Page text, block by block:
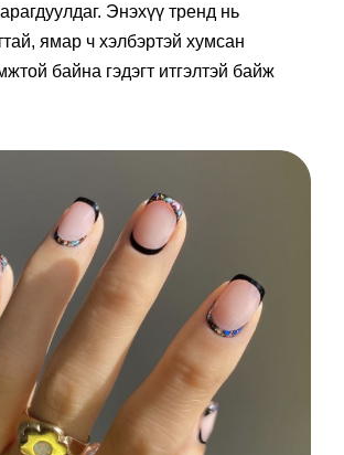
Энэхүү тренд нь
ямар ч хэлбэртэй хумсан
байна гэдэгт итгэлтэй байж